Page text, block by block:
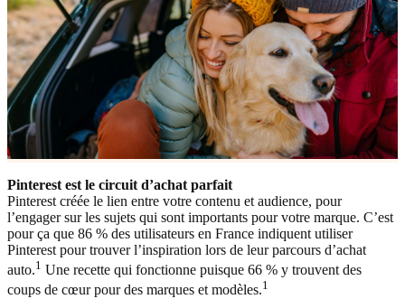
Pinterest est le circuit d’achat parfait
Pinterest créée le lien entre votre contenu et audience, pour
l’engager sur les sujets qui sont importants pour votre marque. C’est
pour ça que 86 % des utilisateurs en France indiquent utiliser
Pinterest pour trouver l’inspiration lors de leur parcours d’achat
auto.1 Une recette qui fonctionne puisque 66 % y trouvent des
coups de cœur pour des marques et modèles.1